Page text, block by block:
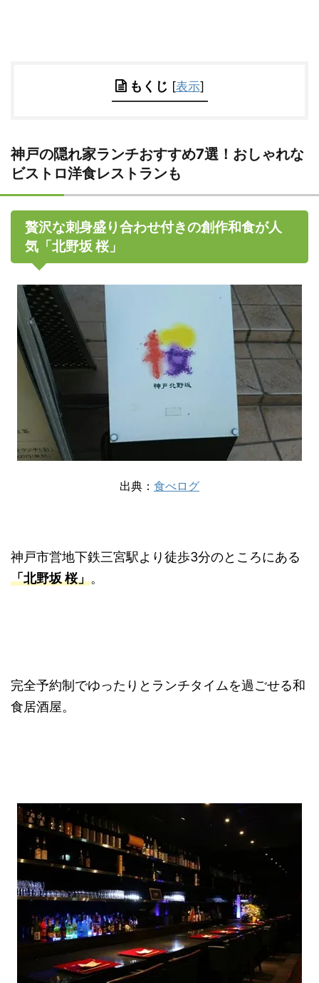
もくじ [表示]
神戸の隠れ家ランチおすすめ7選！おしゃれな
ビストロ洋食レストランも
贅沢な刺身盛り合わせ付きの創作和食が人
気「北野坂 桜」
出典： 食べログ
神戸市営地下鉄三宮駅より徒歩3分のところにある
「北野坂 桜」。
完全予約制でゆったりとランチタイムを過ごせる和
食居酒屋。